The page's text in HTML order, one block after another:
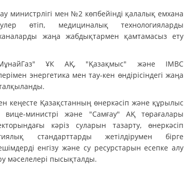
министрлігі мен №2 көпбейінді қалалық емхана
өтіп, медициналық технологияларды
жаңа жабдықтармен қамтамасыз ету
ҰК АҚ, "Қазақмыс" және IMBC
энергетика мен тау-кен өндірісіндегі жаңа
кеңесте Қазақстанның өнеркәсіп және құрылыс
вице-министрі және "Самғау" АҚ төрағалары
кәріз суларын тазарту, өнеркәсіп
стандарттарды жетілдірумен бірге
енгізу және су ресурстарын есепке алу
мәселелері пысықталды.